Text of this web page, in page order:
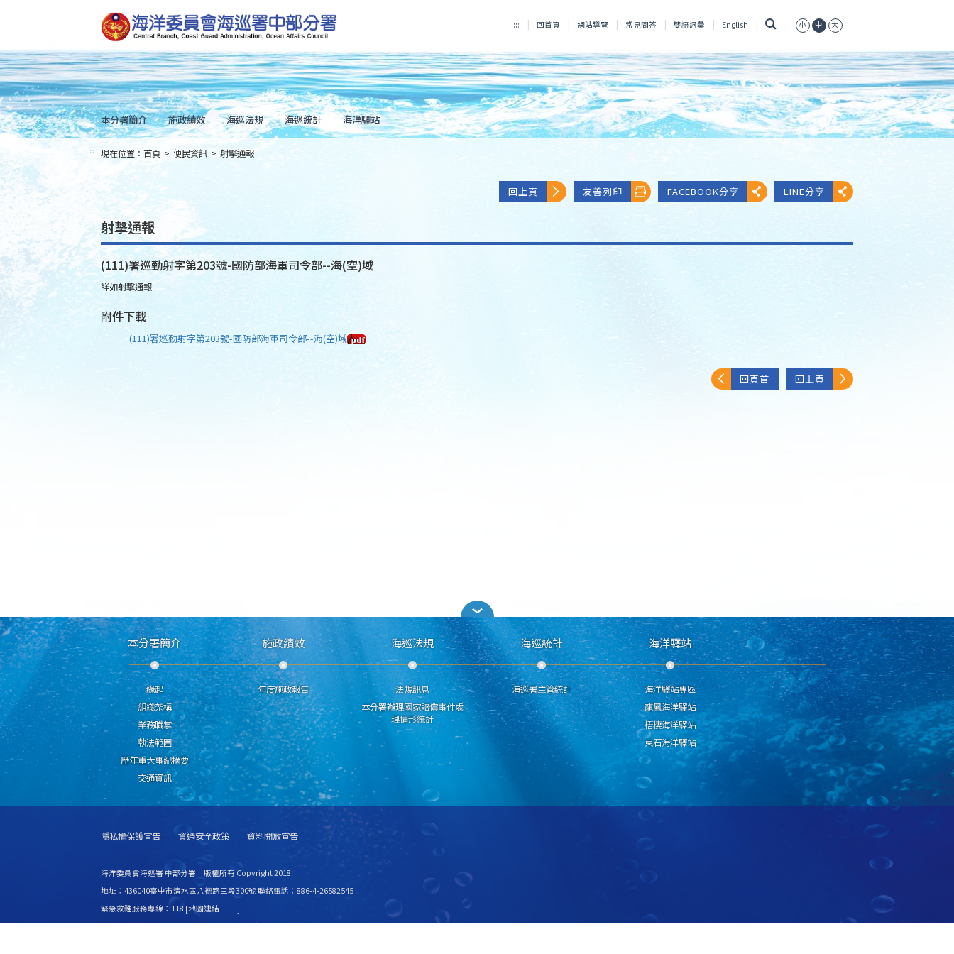
到
主
要
內
容
Skip
to
main
content
::: 回首頁 網站導覽 常見問答 雙語詞彙 English 小 中 大
本分署簡介 施政績效 海巡法規 海巡統計 海洋驛站
::: 現在位置： 首頁 > 便民資訊 > 射擊通報
回上頁 友善列印 FACEBOOK分享 LINE分享
射擊通報
(111)署巡勤射字第203號-國防部海軍司令部--海(空)域
詳如射擊通報
附件下載
(111)署巡勤射字第203號-國防部海軍司令部--海(空)域
回頁首 回上頁
本分署簡介
緣起
組織架構
業務職掌
執法範圍
歷年重大事紀摘要
交通資訊
施政績效
年度施政報告
海巡法規
法規訊息
本分署辦理國家賠償事件處
理情形統計
海巡統計
海巡署主管統計
海洋驛站
海洋驛站專區
龍鳳海洋驛站
梧棲海洋驛站
東石海洋驛站
隱私權保護宣告 資通安全政策 資料開放宣告
海洋委員會海巡署 中部分署 版權所有 Copyright 2018
地址：436040臺中市清水區八德路三段300號 聯絡電話：886-4-26582545
緊急救難服務專線：118 [地圖連結
]
建議使用 IE6.0 或 Firefox2.0 以上瀏覽器，最佳瀏覽解析度 1024x768